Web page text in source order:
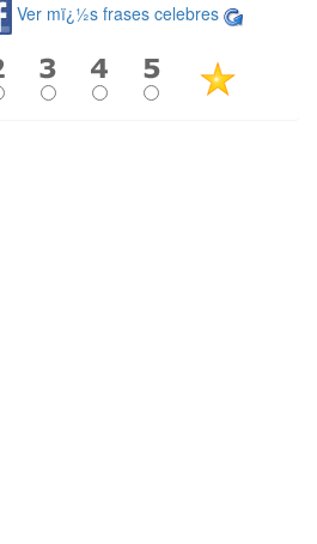
Ver mï¿½s frases celebres